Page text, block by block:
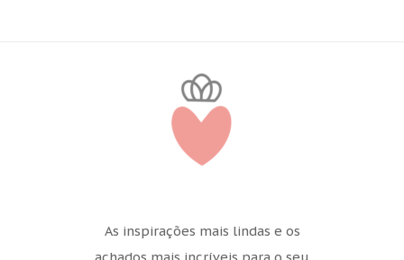
As inspirações mais lindas e os